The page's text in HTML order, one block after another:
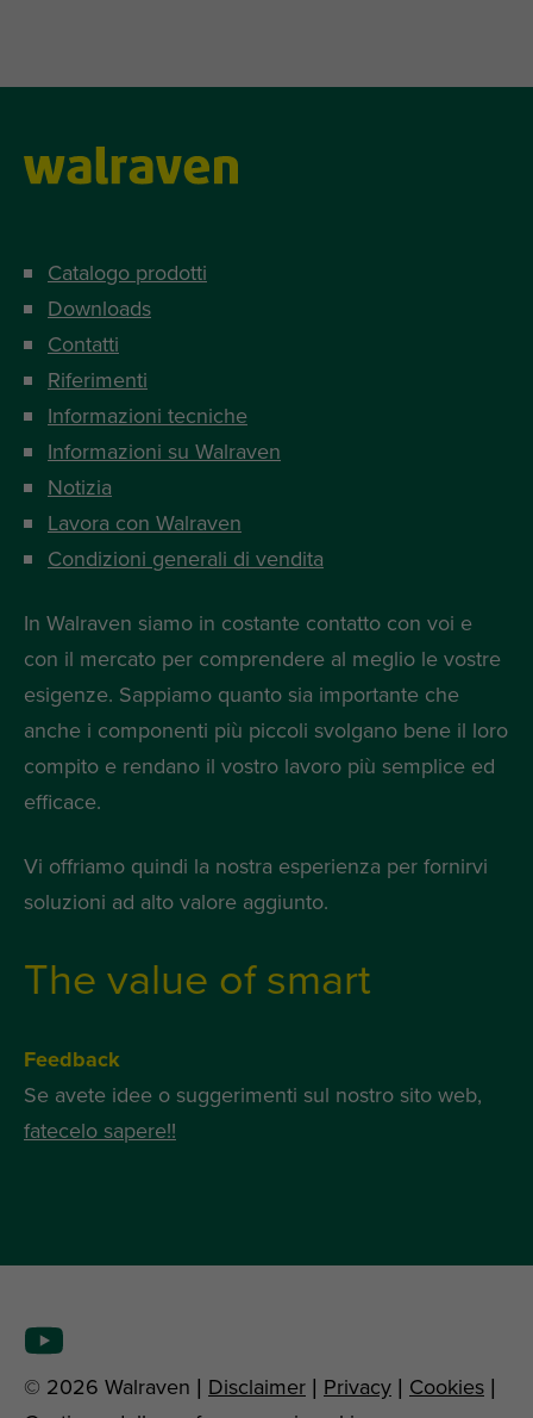
Catalogo prodotti
Downloads
Contatti
Riferimenti
Informazioni tecniche
Informazioni su Walraven
Notizia
Lavora con Walraven
Condizioni generali di vendita
In Walraven siamo in costante contatto con voi e
con il mercato per comprendere al meglio le vostre
esigenze. Sappiamo quanto sia importante che
anche i componenti più piccoli svolgano bene il loro
compito e rendano il vostro lavoro più semplice ed
efficace.
Vi offriamo quindi la nostra esperienza per fornirvi
soluzioni ad alto valore aggiunto.
The value of smart
Feedback
Se avete idee o suggerimenti sul nostro sito web,
fatecelo sapere!!
© 2026 Walraven | Disclaimer | Privacy | Cookies |